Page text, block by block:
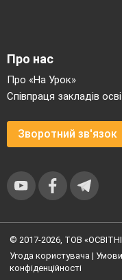
Про нас
Про «На Урок»
Співпраця закладів
Зворотний зв'язок
© 2017-2026, ТОВ
Угода користувача |
конфіденційності